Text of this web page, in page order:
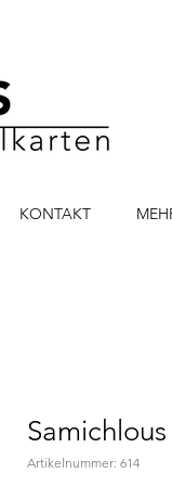
KONTAKT
Artikelnummer: 614